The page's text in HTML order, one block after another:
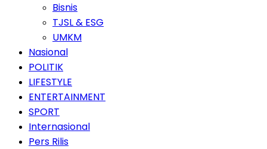
Bisnis
TJSL & ESG
UMKM
Nasional
POLITIK
LIFESTYLE
ENTERTAINMENT
SPORT
Internasional
Pers Rilis